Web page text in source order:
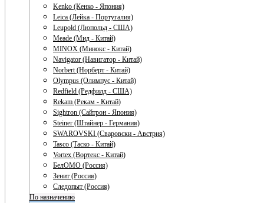
Kenko (Кенко - Япония)
Leica (Лейка - Португалия)
Leupold (Люпольд - США)
Meade (Мид - Китай)
MINOX (Минокс - Китай)
Navigator (Навигатор - Китай)
Norbert (Норберт - Китай)
Olympus (Олимпус - Китай)
Redfield (Редфилд - США)
Rekam (Рекам - Китай)
Sightron (Сайтрон - Япония)
Steiner (Штайнер - Германия)
SWAROVSKI (Сваровски - Австрия)
Tasco (Таско - Китай)
Vortex (Вортекс - Китай)
БелОМО (Россия)
Зенит (Россия)
Следопыт (Россия)
По назначению